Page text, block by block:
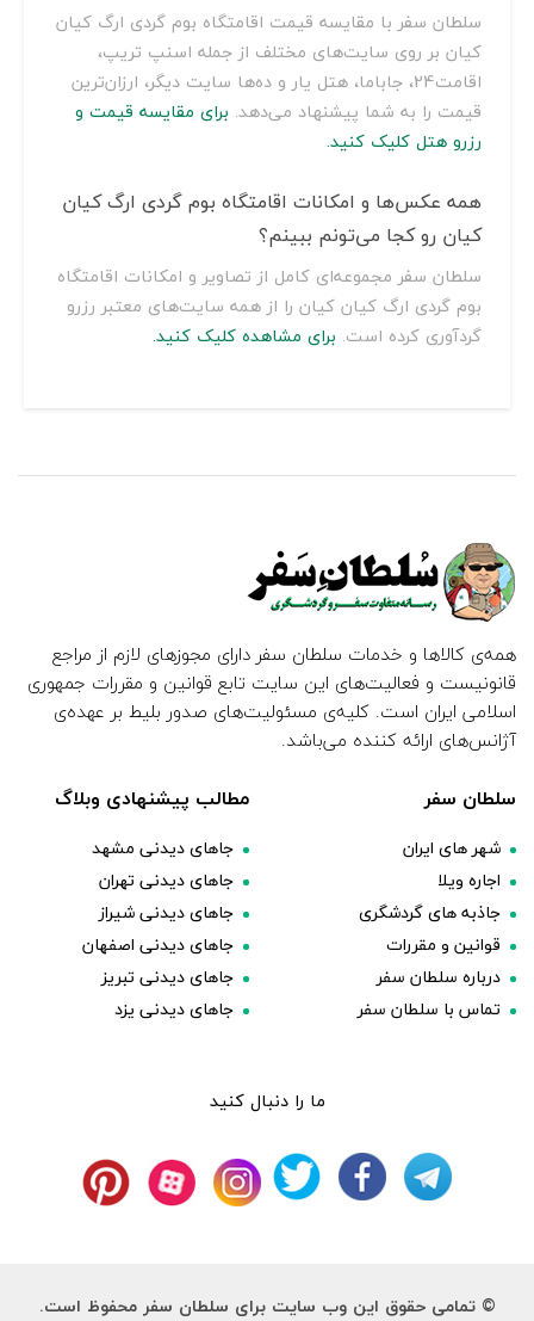
سلطان سفر با مقایسه قیمت اقامتگاه بوم گردی ارگ کیان
کیان بر روی سایت‌های مختلف از جمله اسنپ تریپ،
اقامت24، جاباما، هتل یار و ده‌ها سایت دیگر، ارزان‌ترین
قیمت را به شما پیشنهاد می‌دهد. برای مقایسه قیمت و
رزرو هتل کلیک کنید.
همه عکس‌ها و امکانات اقامتگاه بوم گردی ارگ کیان
کیان رو کجا می‌تونم ببینم؟
سلطان سفر مجموعه‌ای کامل از تصاویر و امکانات اقامتگاه
بوم گردی ارگ کیان کیان را از همه سایت‌های معتبر رزرو
گردآوری کرده است. برای مشاهده کلیک کنید.
همه‌ی کالاها و خدمات سلطان سفر دارای مجوزهای لازم از مراجع
قانونیست و فعالیت‌های این سایت تابع قوانین و مقررات جمهوری
اسلامی ایران است. کلیه‌ی مسئولیت‌های صدور بلیط بر عهده‌ی
آژانس‌های ارائه کننده می‌باشد.
سلطان سفر
شهر های ایران
اجاره ویلا
جاذبه های گردشگری
قوانین و مقررات
درباره سلطان سفر
تماس با سلطان سفر
مطالب پیشنهادی وبلاگ
جاهای دیدنی مشهد
جاهای دیدنی تهران
جاهای دیدنی شیراز
جاهای دیدنی اصفهان
جاهای دیدنی تبریز
جاهای دیدنی یزد
ما را دنبال کنید
© تمامی حقوق این وب سایت برای سلطان سفر محفوظ است.